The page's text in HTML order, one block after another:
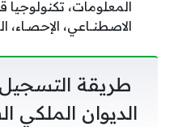
المعلومات، تكنولوجيا
الاصطنــاعي، الإحصـاء،
طريقة
الديوان الملكي